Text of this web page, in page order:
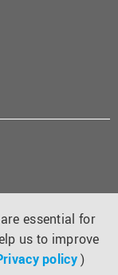
essential for
us to improve
policy)